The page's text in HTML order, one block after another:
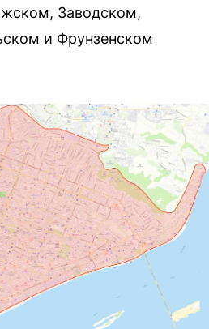
Заводском,
и Фрунзенском